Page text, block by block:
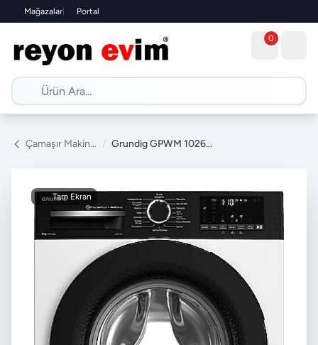
Mağazalar| Portal
0
Çamaşır Makinesi / Grundig GPWM 102643 10 kg 1200 Devir Çamaşır Makinesi
Tam Ekran